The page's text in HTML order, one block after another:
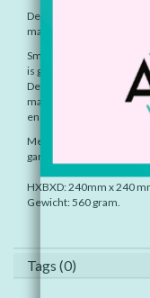
De extra-large
magie van het
SmartMax My First
is geschikt voor kinderen
De verschillende
magnetische blokken,
en verschillende
Met SmartMax My First
garantie tot uren speel-
HXBXD: 240mm x 240
Gewicht: 560 gram.
Tags (0)